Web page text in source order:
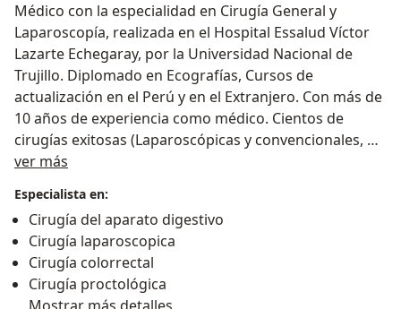
Médico con la especialidad en Cirugía General y
Laparoscopía, realizada en el Hospital Essalud Víctor
Lazarte Echegaray, por la Universidad Nacional de
Trujillo. Diplomado en Ecografías, Cursos de
actualización en el Perú y en el Extranjero. Con más de
10 años de experiencia como médico. Cientos de
cirugías exitosas (Laparoscópicas y convencionales, de
emergencia y programadas) y tratamientos
intestinal, Ano (Hemorroides, fisura/fístula perianal).
Cualquier consulta gustosa atenderlos.
ver más
Especialista en:
Cirugía del aparato digestivo
Cirugía laparoscopica
Cirugía colorrectal
Cirugía proctológica